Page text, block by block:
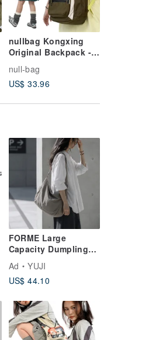
nullbag Kongxing
Original Backpack -
Unisex, for Middle
School Students,
Commuting, Versatile
Fits Laptops
null-bag
US$ 33.96
FORME Large
Capacity Dumpling
Bag Shoulder Bag
Crossbody Bag
Ad
YUJI
US$ 44.10